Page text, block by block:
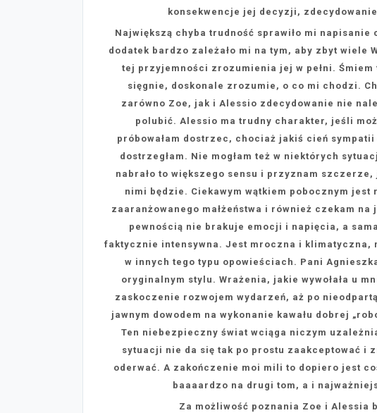
konsekwencje jej decyzji,
Największą chyba trudność sprawiło mi napisanie
dodatek bardzo zależało mi na tym, aby zbyt wiele
tej przyjemności zrozumienia jej w pełni.
sięgnie, doskonale zrozumie, o co mi chodzi.
zarówno Zoe, jak i Alessio zdecydowanie nie
polubić. Alessio ma trudny charakter, jeśli
próbowałam dostrzec, chociaż jakiś cień
dostrzegłam. Nie mogłam też w niektórych
nabrało to większego sensu i przyznam
nimi będzie. Ciekawym wątkiem pobocznym
zaaranżowanego małżeństwa i również czekam
pewnością nie brakuje emocji i napięcia, a
faktycznie intensywna. Jest mroczna i klimatyczna,
w innych tego typu opowieściach. Pani
oryginalnym stylu. Wrażenia, jakie wywołała u
zaskoczenie rozwojem wydarzeń, aż po
jawnym dowodem na wykonanie kawału dobrej
Ten niebezpieczny świat wciąga niczym
sytuacji nie da się tak po prostu zaakceptować i
oderwać. A zakończenie moi mili to dopiero jest
baaaardzo na drugi tom, a i
Za możliwość poznania Zoe i Alessia